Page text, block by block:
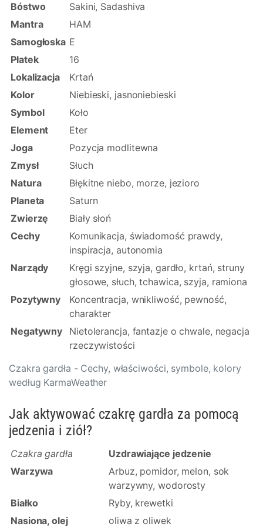
Czakra gardła - Cechy, właściwości, symbole, kolory
według KarmaWeather
Bóstwo
Sakini, Sadashiva
Mantra
HAM
Samogłoska E
Płatek
16
Lokalizacja
Krtań
Kolor
Niebieski, jasnoniebieski
Symbol
Koło
Element
Eter
Joga
Pozycja modlitewna
Zmysł
Słuch
Natura
Błękitne niebo, morze, jezioro
Planeta
Saturn
Zwierzę
Biały słoń
Cechy
Komunikacja, świadomość prawdy,
inspiracja, autonomia
Narządy
Kręgi szyjne, szyja, gardło, krtań, struny
głosowe, słuch, tchawica, szyja, ramiona
Pozytywny
Koncentracja, wnikliwość, pewność,
charakter
Negatywny
Nietolerancja, fantazje o chwale, negacja
rzeczywistości
Jak aktywować czakrę gardła za pomocą
jedzenia i ziół?
Czakra gardła
Uzdrawiające jedzenie
Warzywa
Arbuz, pomidor, melon, sok
warzywny, wodorosty
Białko
Ryby, krewetki
Nasiona, olej
oliwa z oliwek